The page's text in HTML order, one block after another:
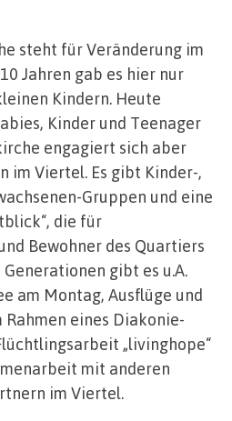
steht für Veränderung im
Jahren gab es hier nur
Kindern. Heute
Kinder und Teenager
engagiert sich aber
im Viertel. Es gibt Kinder-,
Gruppen und eine
die für
Bewohner des Quartiers
gibt es u.A.
am Montag, Ausflüge und
eines Diakonie-
„livinghope“
mit anderen
im Viertel.